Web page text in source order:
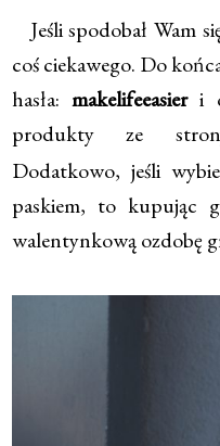
Jeśli spodobał Wam
coś ciekawego. Do
hasła:makelifeeasieri
produkty ze
Dodatkowo, jeśli
paskiem, to kupując
walentynkową ozdobę